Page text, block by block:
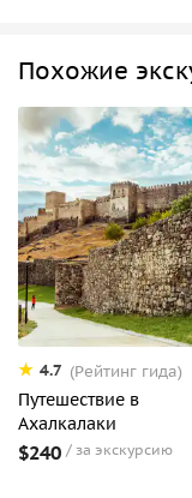
Похожие
4.7 (Рейтинг гида)
Путешествие в
Ахалкалаки
$240 за экскурсию